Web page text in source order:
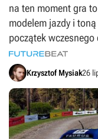
na ten moment gra
modelem jazdy i
początek
Krzysztof Mysiak26